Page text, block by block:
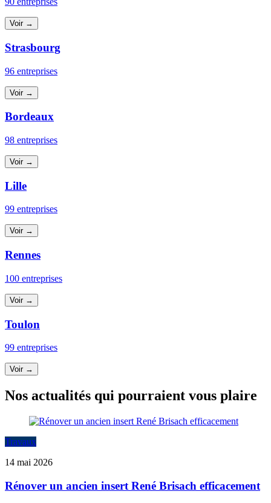
Voir →
Strasbourg
96 entreprises
Voir →
Bordeaux
98 entreprises
Voir →
Lille
99 entreprises
Voir →
Rennes
100 entreprises
Voir →
Toulon
99 entreprises
Voir →
Nos actualités qui pourraient vous plaire
Travaux
14 mai 2026
Rénover un ancien insert René Brisach efficacement